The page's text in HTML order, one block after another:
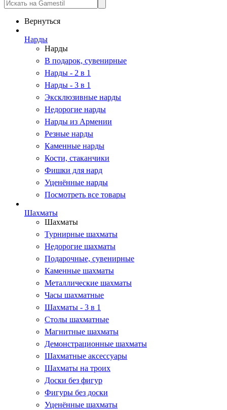
Вернуться
Нарды
Нарды
В подарок, сувенирные
Нарды - 2 в 1
Нарды - 3 в 1
Эксклюзивные нарды
Недорогие нарды
Нарды из Армении
Резные нарды
Каменные нарды
Кости, стаканчики
Фишки для нард
Уценённые нарды
Посмотреть все товары
Шахматы
Шахматы
Турнирные шахматы
Недорогие шахматы
Подарочные, сувенирные
Каменные шахматы
Металлические шахматы
Часы шахматные
Шахматы - 3 в 1
Столы шахматные
Магнитные шахматы
Демонстрационные шахматы
Шахматные аксессуары
Шахматы на троих
Доски без фигур
Фигуры без доски
Уценённые шахматы